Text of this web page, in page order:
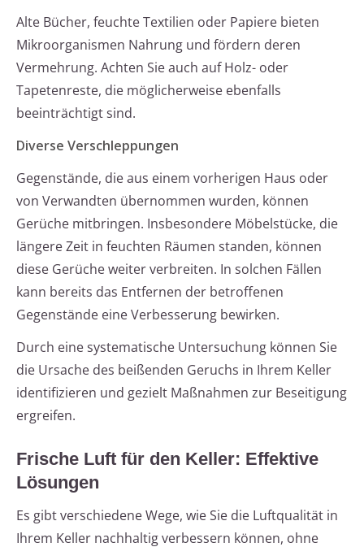
Alte Bücher, feuchte Textilien oder Papiere bieten
Mikroorganismen Nahrung und fördern deren
Vermehrung. Achten Sie auch auf Holz- oder
Tapetenreste, die möglicherweise ebenfalls
beeinträchtigt sind.
Diverse Verschleppungen
Gegenstände, die aus einem vorherigen Haus oder
von Verwandten übernommen wurden, können
Gerüche mitbringen. Insbesondere Möbelstücke, die
längere Zeit in feuchten Räumen standen, können
diese Gerüche weiter verbreiten. In solchen Fällen
kann bereits das Entfernen der betroffenen
Gegenstände eine Verbesserung bewirken.
Durch eine systematische Untersuchung können Sie
die Ursache des beißenden Geruchs in Ihrem Keller
identifizieren und gezielt Maßnahmen zur Beseitigung
ergreifen.
Frische Luft für den Keller: Effektive
Lösungen
Es gibt verschiedene Wege, wie Sie die Luftqualität in
Ihrem Keller nachhaltig verbessern können, ohne